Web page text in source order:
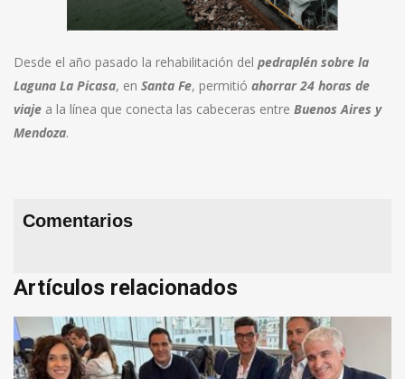
Desde el año pasado la rehabilitación del pedraplén sobre la
Laguna La Picasa, en Santa Fe, permitió ahorrar 24 horas de
viaje a la línea que conecta las cabeceras entre Buenos Aires y
Mendoza.
Comentarios
Artículos relacionados